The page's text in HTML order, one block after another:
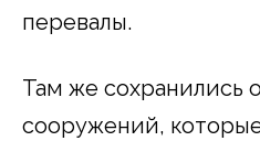
перевалы.
Там же сохранились
сооружений,